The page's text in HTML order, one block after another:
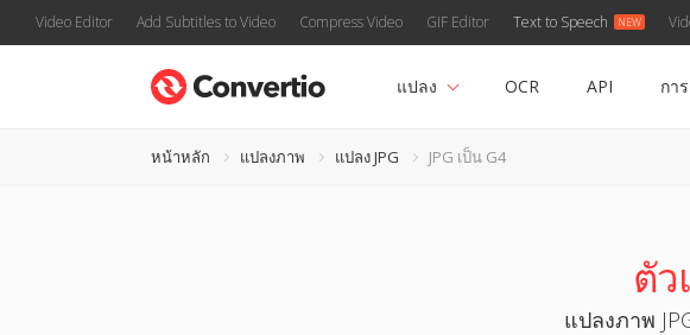
Video Editor Add Subtitles to Video Compress Video GIF Editor Text to Speech
แปลง OCR API กา
หน้าหลัก แปลงภาพ แปลง JPG JPG เป็น G4
ตัว
แปลงภาพ